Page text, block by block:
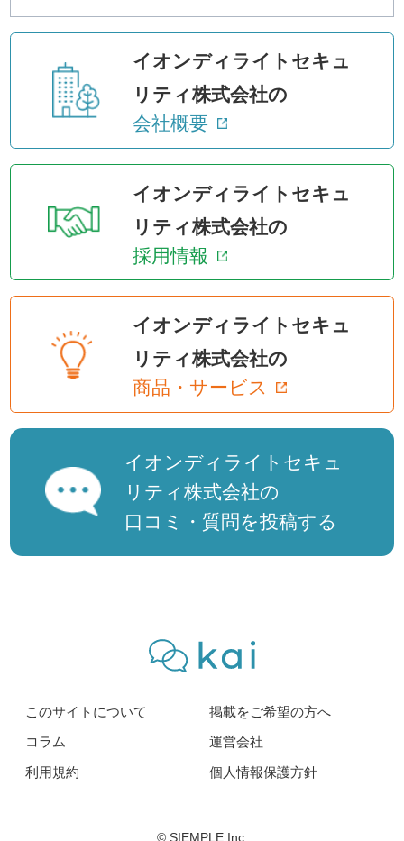
イオンディライトセキュ
リティ株式会社の
会社概要
イオンディライトセキュ
リティ株式会社の
採用情報
イオンディライトセキュ
リティ株式会社の
商品・サービス
イオンディライトセキュ
リティ株式会社の
口コミ・質問を投稿する
このサイトについて
掲載をご希望の方へ
コラム
運営会社
利用規約
個人情報保護方針
© SIEMPLE Inc.